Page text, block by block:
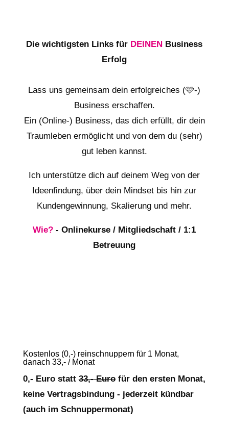
Die wichtigsten Links für DEINEN Business
Erfolg
Lass uns gemeinsam dein erfolgreiches (🩷-)
Business erschaffen.
Ein (Online-) Business, das dich erfüllt, dir dein
Traumleben ermöglicht und von dem du (sehr)
gut leben kannst.
Ich unterstütze dich auf deinem Weg von der
Ideenfindung, über dein Mindset bis hin zur
Kundengewinnung, Skalierung und mehr.
Wie? - Onlinekurse / Mitgliedschaft / 1:1
Betreuung
Kostenlos (0,-) reinschnuppern für 1 Monat,
danach 33,- / Monat
0,- Euro statt33,- Eurofür den ersten Monat,
keine Vertragsbindung - jederzeit kündbar
(auch im Schnuppermonat)